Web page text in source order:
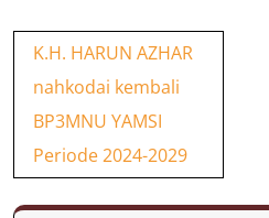
Navigasi
pos
K.H. HARUN AZHAR
nahkodai kembali
BP3MNU YAMSI
Periode 2024-2029